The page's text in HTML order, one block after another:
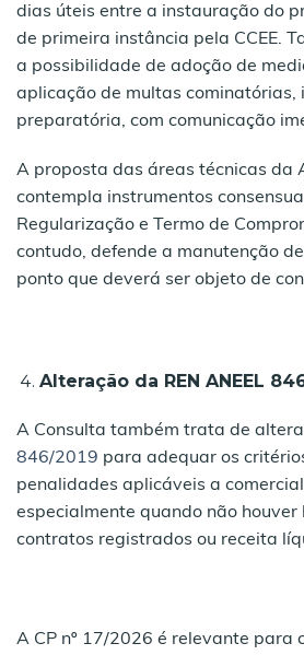
dias úteis entre a instauração do
de primeira instância pela CCEE.
a possibilidade de adoção de
aplicação de multas cominatórias,
preparatória, com comunicação
A proposta das áreas técnicas da
contempla instrumentos
Regularização e Termo de
contudo, defende a manutenção
ponto que deverá ser objeto de
Alteração da REN ANEEL
A Consulta também trata de
846/2019 para adequar os
penalidades aplicáveis a
especialmente quando não houver
contratos registrados ou receita
A CP nº 17/2026 é relevante para